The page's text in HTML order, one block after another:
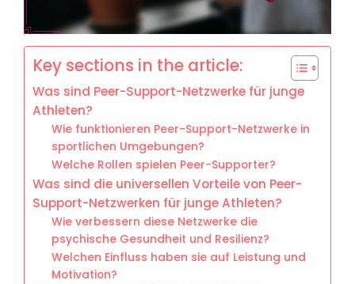
Key sections in the article:
Was sind Peer-Support-Netzwerke für junge
Athleten?
Wie funktionieren Peer-Support-Netzwerke in
sportlichen Umgebungen?
Welche Rollen spielen Peer-Supporter?
Was sind die universellen Vorteile von Peer-
Support-Netzwerken für junge Athleten?
Wie verbessern diese Netzwerke die
psychische Gesundheit und Resilienz?
Welchen Einfluss haben sie auf Leistung und
Motivation?